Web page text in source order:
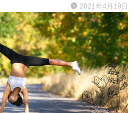
2021年4月19日